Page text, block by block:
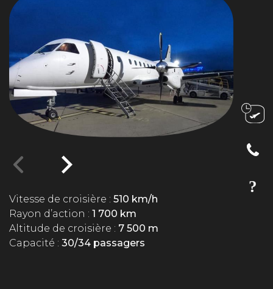
Vitesse de croisière : 510 km/h
Rayon d’action : 1 700 km
Altitude de croisière : 7 500 m
Capacité : 30/34 passagers